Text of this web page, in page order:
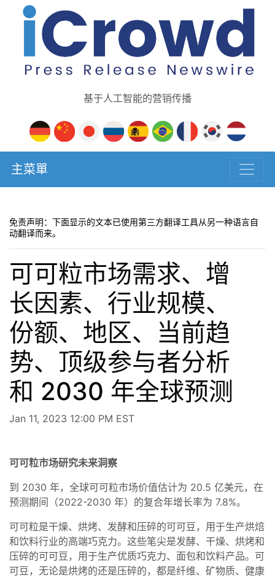
基于人工智能的营销传播
主菜單
免责声明：下面显示的文本已使用第三方翻译工具从另一种语言自
动翻译而来。
可可粒市场需求、增
长因素、行业规模、
份额、地区、当前趋
势、顶级参与者分析
和 2030 年全球预测
Jan 11, 2023 12:00 PM EST
可可粒市场研究未来洞察
到 2030 年，全球可可粒市场价值估计为 20.5 亿美元，在
预测期间（2022-2030 年）的复合年增长率为 7.8%。
可可粒是干燥、烘烤、发酵和压碎的可可豆，用于生产烘焙
和饮料行业的高端巧克力。这些笔尖是发酵、干燥、烘烤和
压碎的可可豆，用于生产优质巧克力、面包和饮料产品。可
可豆，无论是烘烤的还是压碎的，都是纤维、矿物质、健康